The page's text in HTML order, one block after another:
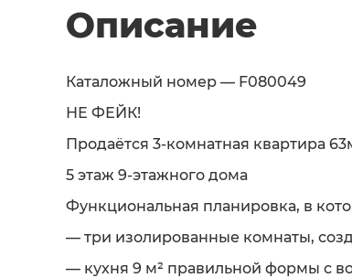
Описание
Каталожный номер — F080049
НЕ ФЕЙК!
Продаётся 3-комнатная квартира
5 этаж 9-этажного дома
Функциональная планировка, в
— три изолированные комнаты,
— кухня 9 м² правильной формы с